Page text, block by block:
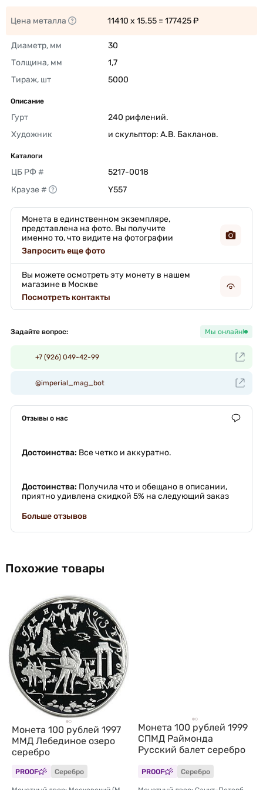
Цена металла 11410 x 15.55 = 177425 ₽
Диаметр, мм
30
Толщина, мм
1,7
Тираж, шт
5000
Описание
Гурт
240 рифлений.
Художник
и скульптор: А.В. Бакланов.
Каталоги
ЦБ РФ #
5217-0018
Краузе #
Y557
Монета в единственном экземпляре,
представлена на фото. Вы получите
именно то, что видите на фотографии
Запросить еще фото
Вы можете осмотреть эту монету в нашем
магазине в Москве
Посмотреть контакты
Задайте вопрос: Мы онлайн!
+7 (926) 049-42-99
@imperial_mag_bot
Отзывы о нас
Достоинства: Все четко и аккуратно.
Достоинства: Получила что и обещано в описании,
приятно удивлена скидкой 5% на следующий заказ
Больше отзывов
Похожие товары
Монета 100 рублей 1997
ММД Лебединое озеро
серебро
PROOF Серебро
Монета 100 рублей 1999
СПМД Раймонда
Русский балет серебро
PROOF Серебро